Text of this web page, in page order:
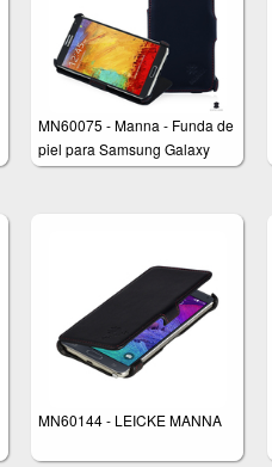
MN60075 - Manna - Funda de
piel para Samsung Galaxy
Note 3 N9000 N9005
MN60144 - LEICKE MANNA